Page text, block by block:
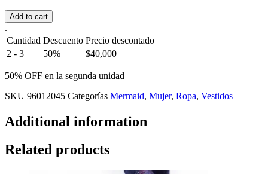
Add to cart
.
Cantidad Descuento Precio descontado
2 - 3
50% $40,000
50% OFF en la segunda unidad
SKU 96012045 Categorías Mermaid, Mujer, Ropa, Vestidos
Additional information
Related products